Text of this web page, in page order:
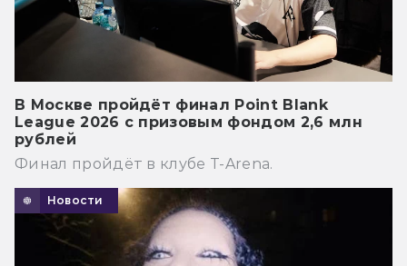
В Москве пройдёт финал Point Blank
League 2026 с призовым фондом 2,6 млн
рублей
Финал пройдёт в клубе T-Arena.
Новости